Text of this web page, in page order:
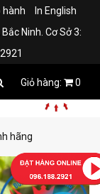
hành
In English
Ninh. Cơ Sở 3:
0
hãng